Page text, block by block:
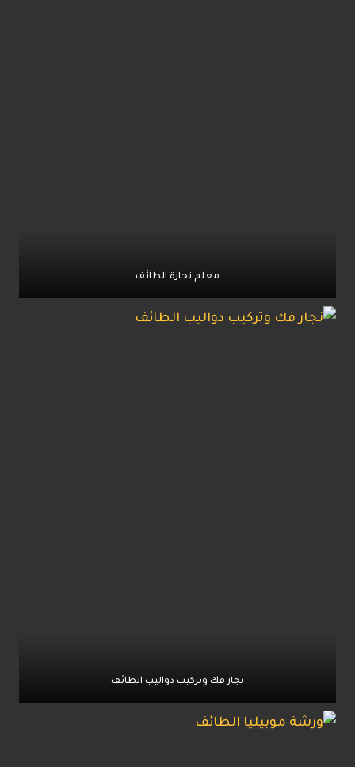
معلم نجارة الطائف
نجار فك وتركيب دواليب الطائف